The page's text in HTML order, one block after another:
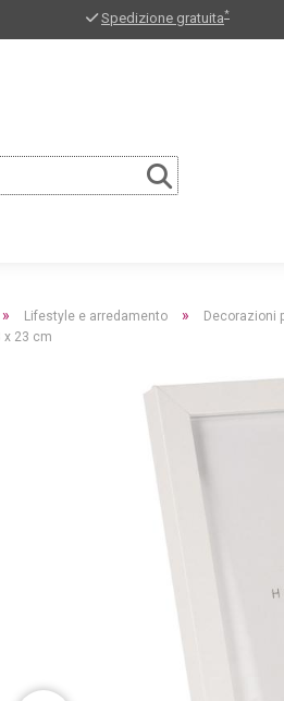
Spedizione gratuita*
» Lifestyle e arredamento » Decorazioni
x 23 cm